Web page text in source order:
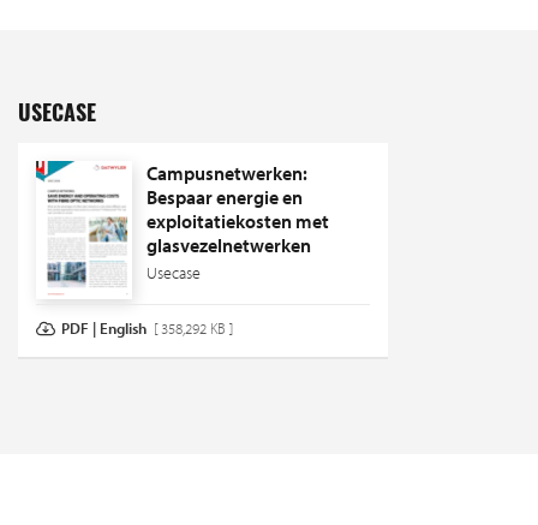
USECASE
Campusnetwerken:
Bespaar energie en
exploitatiekosten met
glasvezelnetwerken
Usecase
PDF | English [ 358,292 KB ]